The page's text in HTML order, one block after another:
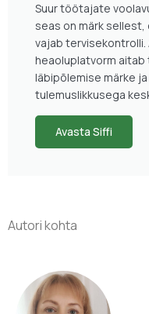
Suur töötajate
seas on märk
vajab tervisekontrolli.
heaoluplatvorm aitab
läbipõlemise märke
tulemuslikkusega
Avasta Siffi
Autori kohta